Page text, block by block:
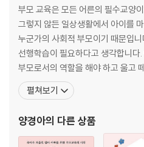
준비된 부모의 자세가 필요해요.
고집
고집에 대해 이해해요.
고집을 해결해요.
훈육
훈육과 학대는 달라요.
훈육은 가르치는 거예요.
훈육할 때도 분위기를 잡아야 해요.
훈육에서 가장 중요한 것은 일관성이에
부모 교육은 모든 어른의 필수교양
그렇지 않든 일상생활에서 아이를
누군가의 사회적 부모이기 때문입
선행학습이 필요하다고 생각합니다
부모로서의 역할을 해야 하고 울고
게 돌봐야 하는지 공부를 하는 건 너
을 모아 누구나 쉽게 이해하고 실천
이』, 『나도 부모는 처음이야 : 1개월
펼쳐보기
양경아의 다른 상품